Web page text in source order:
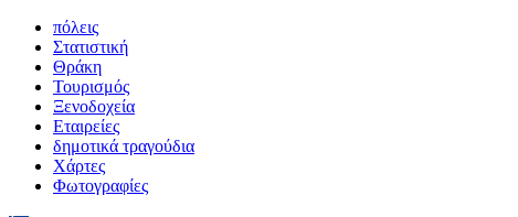
πόλεις
Στατιστική
Θράκη
Τουρισμός
Ξενοδοχεία
Εταιρείες
δημοτικά τραγούδια
Χάρτες
Φωτογραφίες